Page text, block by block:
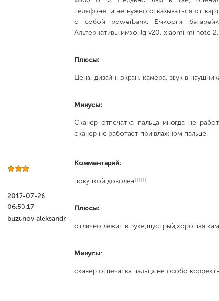
телефоне, и не нужно отказываться от
с собой powerbank. Емкости
Альтернативы имхо: lg v20, xiaomi mi note
Плюсы:
Цена, дизайн, экран, камера, звук в
Минусы:
Сканер отпечатка пальца иногда не
сканер не работает при влажном пальце.
2017-07-26
06:50:17
buzunov aleksandr
Комментарий:
покупкой доволен!!!!!!
Плюсы:
отлично лежит в руке,шустрый,хорошая
Минусы:
сканер отпечатка пальца не особо